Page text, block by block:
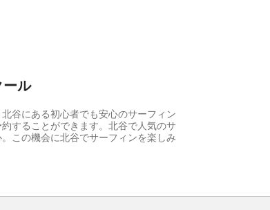
ル
谷にある初心者でも安心のサーフィン
することができます。北谷で人気のサ
この機会に北谷でサーフィンを楽しみ